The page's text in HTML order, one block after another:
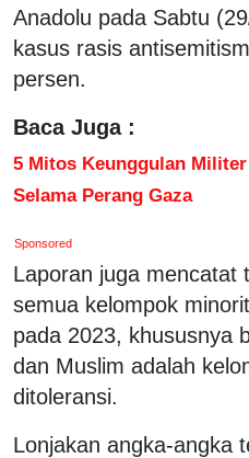
Anadolu pada Sabtu
kasus rasis
persen.
Baca Juga :
5 Mitos Keunggulan
Selama Perang Gaza
Sponsored
Laporan juga mencatat
semua kelompok
pada 2023, khususnya
dan Muslim adalah
ditoleransi.
Lonjakan angka-angka